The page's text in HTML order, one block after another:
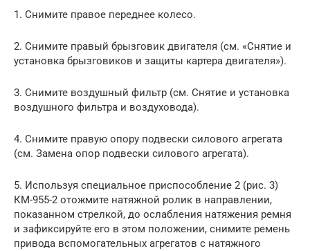
1. Снимите правое переднее колесо.
2. Снимите правый брызговик двигателя (см. «Снятие и
установка брызговиков и защиты картера двигателя»).
3. Снимите воздушный фильтр (см. Снятие и установка
воздушного фильтра и воздуховода).
4. Снимите правую опору подвески силового агрегата
(см. Замена опор подвески силового агрегата).
5. Используя специальное приспособление 2 (рис. 3)
КМ-955-2 отожмите натяжной ролик в направлении,
показанном стрелкой, до ослабления натяжения ремня
и зафиксируйте его в этом положении, снимите ремень
привода вспомогательных агрегатов с натяжного